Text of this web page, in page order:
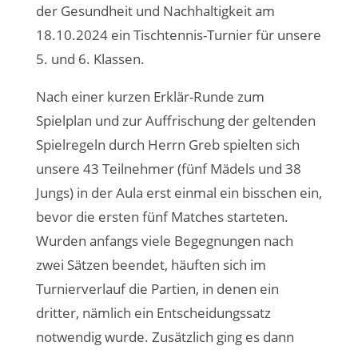
der Gesundheit und Nachhaltigkeit am
18.10.2024 ein Tischtennis-Turnier für unsere
5. und 6. Klassen.
Nach einer kurzen Erklär-Runde zum
Spielplan und zur Auffrischung der geltenden
Spielregeln durch Herrn Greb spielten sich
unsere 43 Teilnehmer (fünf Mädels und 38
Jungs) in der Aula erst einmal ein bisschen ein,
bevor die ersten fünf Matches starteten.
Wurden anfangs viele Begegnungen nach
zwei Sätzen beendet, häuften sich im
Turnierverlauf die Partien, in denen ein
dritter, nämlich ein Entscheidungssatz
notwendig wurde. Zusätzlich ging es dann